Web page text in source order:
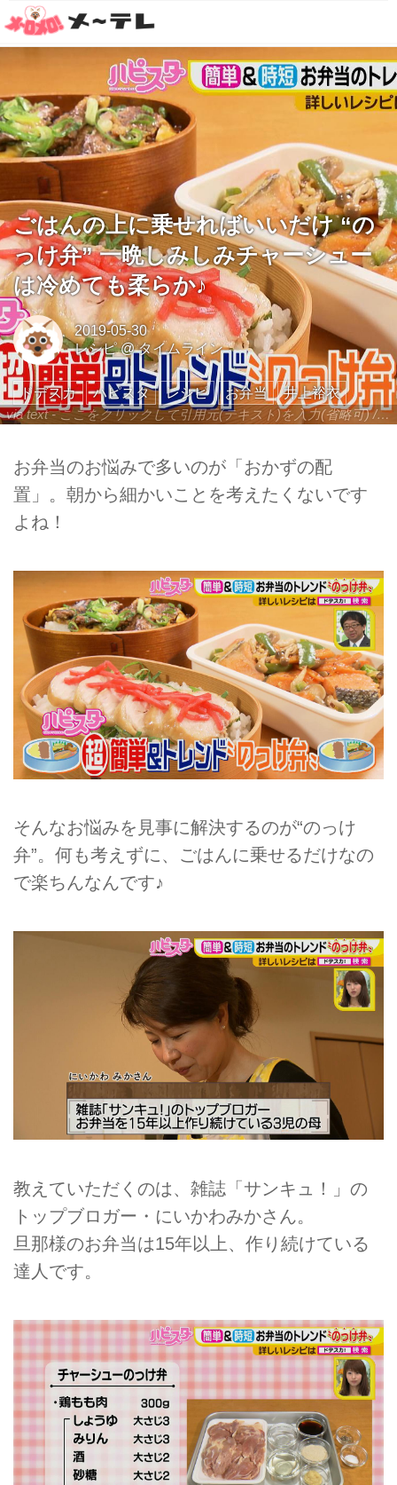
via text - ここをクリックして引用元(テキスト)を入力(省略可) / site.to.link.com - ここをクリックして引用元を入力(省略可)
ごはんの上に乗せればいいだけ “の
っけ弁” 一晩しみしみチャーシュー
は冷めても柔らか♪
2019-05-30
レシピ@タイムライン
ドデスカ ハピスタ レシピ お弁当 井上裕衣
お弁当のお悩みで多いのが「おかずの配
置」。朝から細かいことを考えたくないです
よね！
そんなお悩みを見事に解決するのが“のっけ
弁”。何も考えずに、ごはんに乗せるだけなの
で楽ちんなんです♪
教えていただくのは、雑誌「サンキュ！」の
トップブロガー・にいかわみかさん。
旦那様のお弁当は15年以上、作り続けている
達人です。